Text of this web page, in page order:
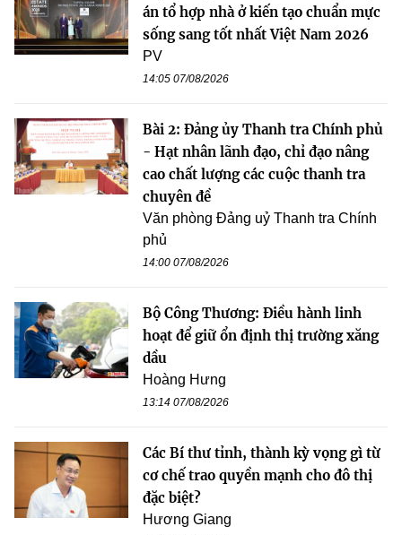
án tổ hợp nhà ở kiến tạo chuẩn mực
sống sang tốt nhất Việt Nam 2026
PV
14:05 07/08/2026
Bài 2: Đảng ủy Thanh tra Chính phủ
- Hạt nhân lãnh đạo, chỉ đạo nâng
cao chất lượng các cuộc thanh tra
chuyên đề
Văn phòng Đảng uỷ Thanh tra Chính
phủ
14:00 07/08/2026
Bộ Công Thương: Điều hành linh
hoạt để giữ ổn định thị trường xăng
dầu
Hoàng Hưng
13:14 07/08/2026
Các Bí thư tỉnh, thành kỳ vọng gì từ
cơ chế trao quyền mạnh cho đô thị
đặc biệt?
Hương Giang